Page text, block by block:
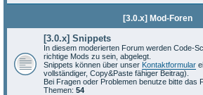
[3.0.x] Mod-Foren
[3.0.x] Snippets
In diesem moderierten Forum werden Code-
richtige Mods zu sein, abgelegt.
Snippets können über unser Kontaktformular
vollständiger, Copy&Paste fähiger Beitrag).
Bei Fragen oder Problemen benutze bitte das
Themen: 54